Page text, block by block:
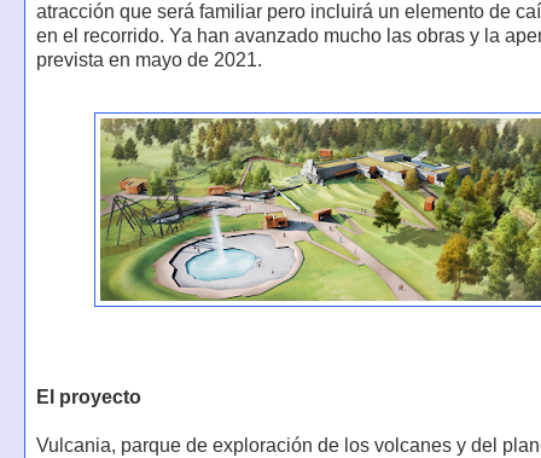
atracción que será familiar pero incluirá un elemento de
en el recorrido. Ya han avanzado mucho las obras y la
prevista en mayo de 2021.
El proyecto
Vulcania, parque de exploración de los volcanes y del